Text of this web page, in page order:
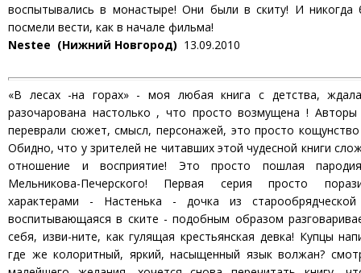
воспытывались в монастыре! Они были в скиту! И
посмели вести, как в начале фильма!
Nestee (Нижний Новгород) 13.09.2010
«В лесах -на горах» - моя любая книга с детства,
разочарована настолько , что просто возмущена !
переврали сюжет, смысл, персонажей, это просто
Обидно, что у зрителей не читавших этой чудесной книги
отношение и восприятие! Это просто пошлая
Мельникова-Печерского! Первая серия просто
характерами - Настенька - дочка из старообрядческой
воспитывающаяся в ските - подобным образом
себя, изви-ните, как гулящая крестьянская девка! Купцы
где же колоритный, яркий, насыщенный язык волжан?